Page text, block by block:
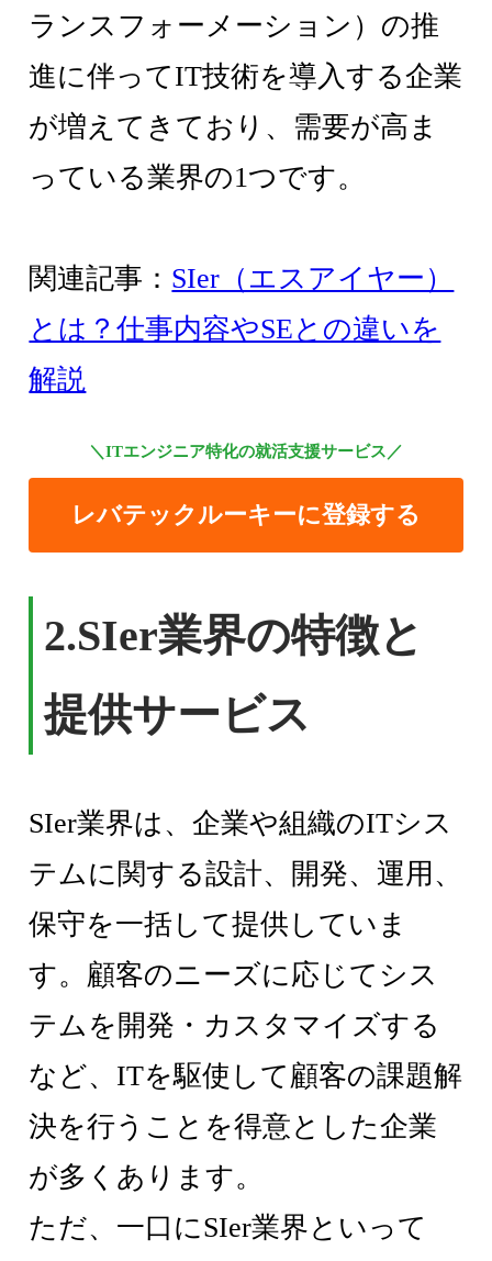
ランスフォーメーション）の推
進に伴ってIT技術を導入する企業
が増えてきており、需要が高ま
っている業界の1つです。
関連記事： SIer（エスアイヤー）
とは？仕事内容やSEとの違いを
解説
＼ITエンジニア特化の就活支援サービス／
レバテックルーキーに登録する
2.SIer業界の特徴と
提供サービス
SIer業界は、企業や組織のITシス
テムに関する設計、開発、運用、
保守を一括して提供していま
す。顧客のニーズに応じてシス
テムを開発・カスタマイズする
など、ITを駆使して顧客の課題解
決を行うことを得意とした企業
が多くあります。
ただ、一口にSIer業界といって